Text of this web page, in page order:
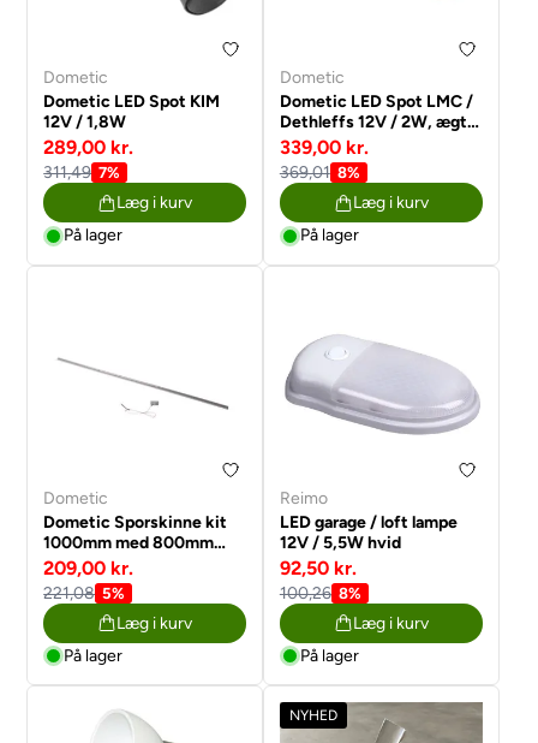
Dometic
Dometic LED Spot KIM
12V / 1,8W
289,00 kr.
311,49 7%
Læg i kurv
På lager
Dometic
Dometic LED Spot LMC /
Dethleffs 12V / 2W, ægte
glas
339,00 kr.
369,01 8%
Læg i kurv
På lager
Dometic
Dometic Sporskinne kit
1000mm med 800mm
tilslutningskabel og
endehætte
209,00 kr.
221,08 5%
Læg i kurv
På lager
Reimo
LED garage / loft lampe
12V / 5,5W hvid
92,50 kr.
100,26 8%
Læg i kurv
På lager
NYHED